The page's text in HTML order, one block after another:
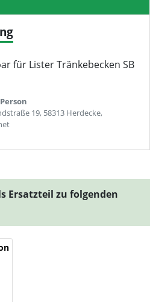
für Lister Tränkebecken SB
19, 58313 Herdecke,
Ersatzteil zu folgenden